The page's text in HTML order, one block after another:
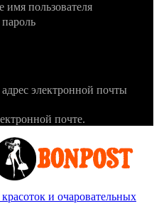
имя пользователя
электронной почты
почте.
и очаровательных